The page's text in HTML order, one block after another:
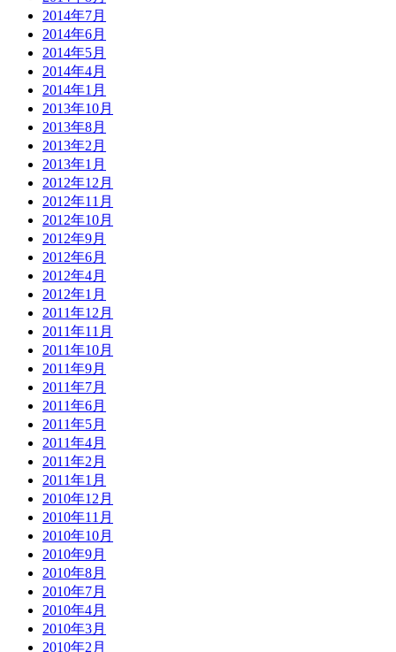
2014年7月
2014年6月
2014年5月
2014年4月
2014年1月
2013年10月
2013年8月
2013年2月
2013年1月
2012年12月
2012年11月
2012年10月
2012年9月
2012年6月
2012年4月
2012年1月
2011年12月
2011年11月
2011年10月
2011年9月
2011年7月
2011年6月
2011年5月
2011年4月
2011年2月
2011年1月
2010年12月
2010年11月
2010年10月
2010年9月
2010年8月
2010年7月
2010年4月
2010年3月
2010年2月